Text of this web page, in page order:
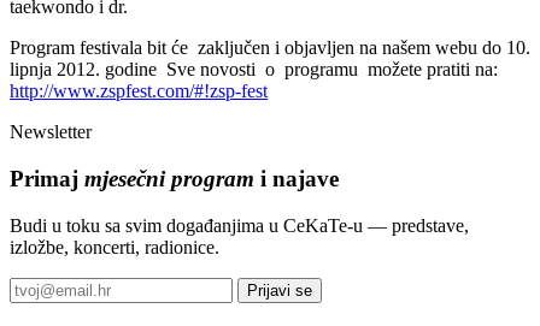
taekwondo i dr.
Program festivala bit će zaključen i objavljen na našem webu do 10.
lipnja 2012. godine Sve novosti o programu možete pratiti na:
http://www.zspfest.com/#!zsp-fest
Newsletter
Primaj mjesečni program i najave
Budi u toku sa svim događanjima u CeKaTe-u — predstave,
izložbe, koncerti, radionice.
Prijavi se